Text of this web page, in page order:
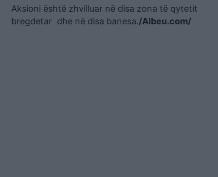
Aksioni është zhvilluar në disa zona të qytetit
bregdetar dhe në disa banesa./Albeu.com/